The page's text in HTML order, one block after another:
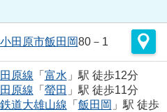
小田原市飯田岡80－1
原線 「 富水 」駅 徒歩12分
原線 「 螢田 」駅 徒歩11分
道大雄山線 「 飯田岡 」駅 徒歩